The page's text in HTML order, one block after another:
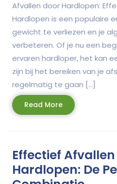
Afvallen door Hardlopen:
Hardlopen is een populaire
gewicht te verliezen en je
verbeteren. Of je nu een
ervaren hardloper, het kan
zijn bij het bereiken van je
regelmatig te gaan […]
Read MoreRead
More
Effectief
Hardlopen: De